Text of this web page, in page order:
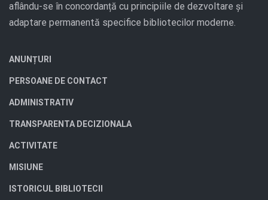
aflându-se în concordanță cu principiile de dezvoltare și
adaptare permanentă specifice bibliotecilor moderne.
ANUNȚURI
PERSOANE DE CONTACT
ADMINISTRATIV
TRANSPARENTA DECIZIONALA
ACTIVITATE
MISIUNE
ISTORICUL BIBLIOTECII